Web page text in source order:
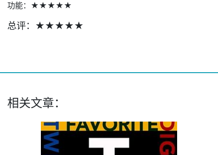
功能：★★★★★
总评：★★★★★
相关文章：